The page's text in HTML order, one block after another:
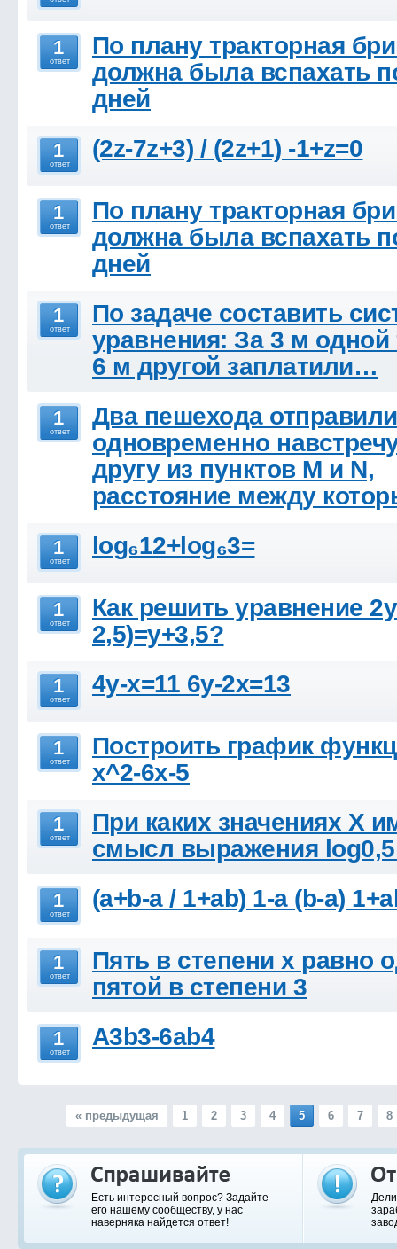
1
ответ
По плану тракторная
должна была вспахать
дней
1
ответ
(2z-7z+3) / (2z+1) -1+z=0
1
ответ
По плану тракторная
должна была вспахать
дней
1
ответ
По задаче составить
уравнения: За 3 м одной
6 м другой заплатили…
1
ответ
Два пешехода
одновременно
другу из пунктов М и N,
расстояние между
1
ответ
log₆12+log₆3=
1
ответ
Как решить уравнение
2,5)=y+3,5?
1
ответ
4y-x=11 6y-2x=13
1
ответ
Построить график
x^2-6x-5
1
ответ
При каких значениях Х
смысл выражения log0,5
1
ответ
(a+b-a / 1+ab) 1-a (b-a)
1
ответ
Пять в степени х равно
пятой в степени 3
1
ответ
A3b3-6ab4
« предыдущая 1 2 3 4 5 6 7 8
Есть интересный вопрос? Задайте
его нашему сообществу, у нас
наверняка найдется ответ!